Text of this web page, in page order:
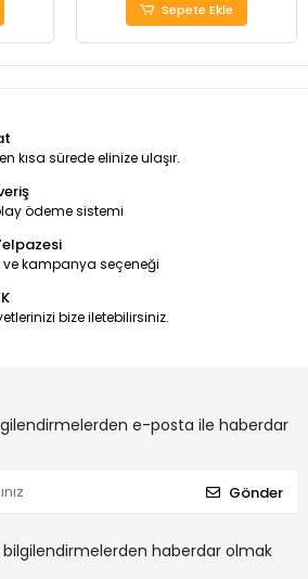
Sepete Ekle
kısa sürede elinize ulaşır.
ödeme sistemi
ve kampanya seçeneği
bize iletebilirsiniz.
e-posta ile haberdar
Gönder
haberdar olmak